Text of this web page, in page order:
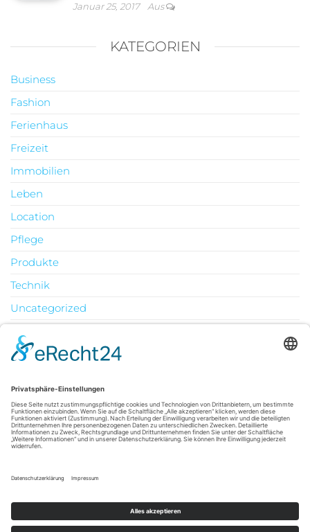
Januar 25, 2017 Aus
KATEGORIEN
Business
Fashion
Ferienhaus
Freizeit
Immobilien
Leben
Location
Pflege
Produkte
Technik
Uncategorized
M
D
1
2
3
4 5 6 7 8
9
17
18 19
27 28